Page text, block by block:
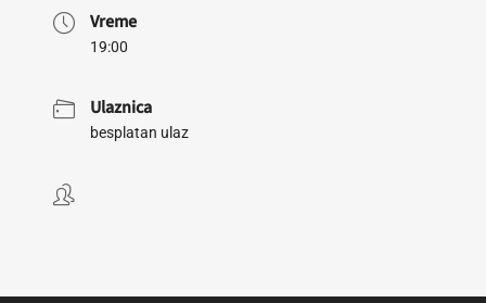
Vreme
19:00
Ulaznica
besplatan ulaz